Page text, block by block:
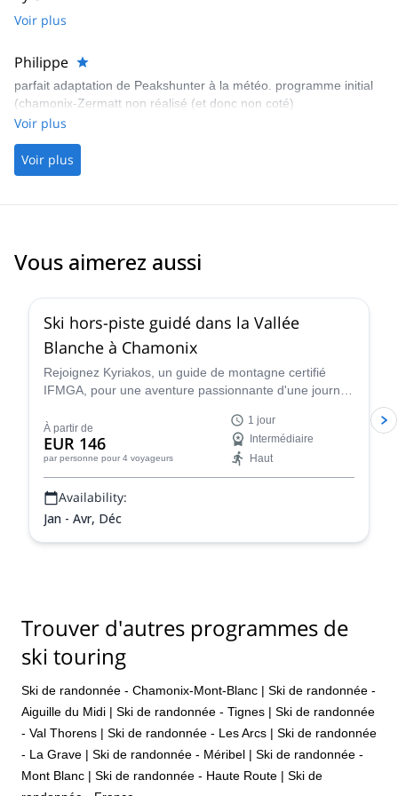
Voir plus
Philippe
parfait adaptation de Peakshunter à la météo. programme initial
(chamonix-Zermatt non réalisé (et donc non coté)
Voir plus
Voir plus
Vous aimerez aussi
Ski hors-piste guidé dans la Vallée
Blanche à Chamonix
Rejoignez Kyriakos, un guide de montagne certifié
IFMGA, pour une aventure passionnante d'une journée
France.
À partir de
EUR 146
par personne pour 4 voyageurs
1 jour
Intermédiaire
Haut
Availability:
Jan - Avr, Déc
Trouver d'autres programmes de
ski touring
Ski de randonnée - Chamonix-Mont-Blanc | Ski de randonnée -
Aiguille du Midi | Ski de randonnée - Tignes | Ski de randonnée
- Val Thorens | Ski de randonnée - Les Arcs | Ski de randonnée
- La Grave | Ski de randonnée - Méribel | Ski de randonnée -
Mont Blanc | Ski de randonnée - Haute Route | Ski de